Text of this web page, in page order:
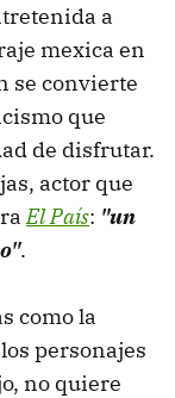
a
mexica en
se convierte
que
de disfrutar.
actor que
El País: "un
.
como la
personajes
no quiere